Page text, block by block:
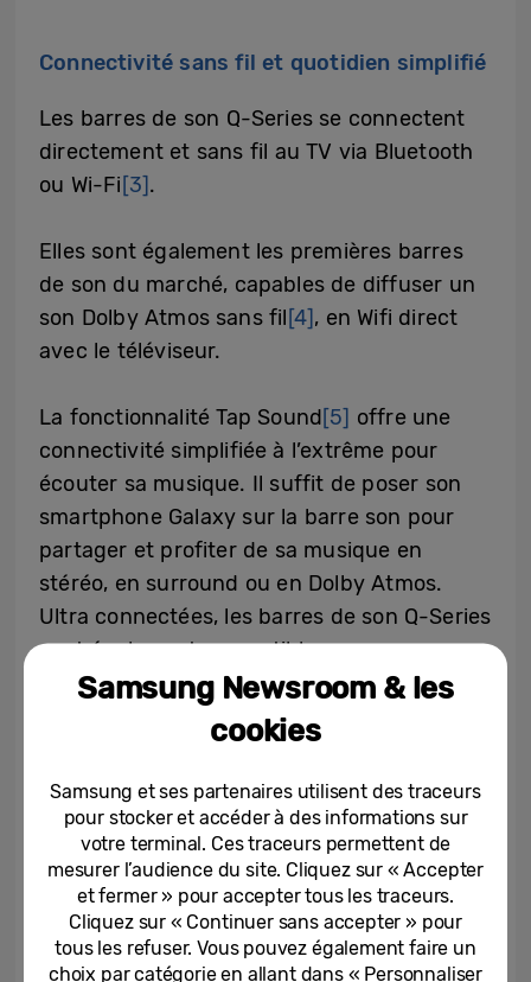
Connectivité sans fil et quotidien simplifié
Les barres de son Q-Series se connectent
directement et sans fil au TV via Bluetooth
ou Wi-Fi [3].
Elles sont également les premières barres
de son du marché, capables de diffuser un
son Dolby Atmos sans fil [4], en Wifi direct
avec le téléviseur.
La fonctionnalité Tap Sound[5] offre une
connectivité simplifiée à l’extrême pour
écouter sa musique. Il suffit de poser son
smartphone Galaxy sur la barre son pour
partager et profiter de sa musique en
stéréo, en surround ou en Dolby Atmos.
Ultra connectées, les barres de son Q-Series
sont également compatibles avec
Chromecast et Airplay 2[6]pour un partage
La nouvelle ligne Q-Series est au cœur de
votre maison connectée. Tous les modèles
disposent d’une installation simplifiée et
s’installent en un clin d’œil avec un
téléviseur Samsung. Ils se pilotent à la voix
via un appareil compatible Google Assistant
Samsung Newsroom & les
cookies
Samsung et ses partenaires utilisent des traceurs
pour stocker et accéder à des informations sur
votre terminal. Ces traceurs permettent de
mesurer l’audience du site. Cliquez sur « Accepter
et fermer » pour accepter tous les traceurs.
Cliquez sur « Continuer sans accepter » pour
tous les refuser. Vous pouvez également faire un
choix par catégorie en allant dans « Personnaliser